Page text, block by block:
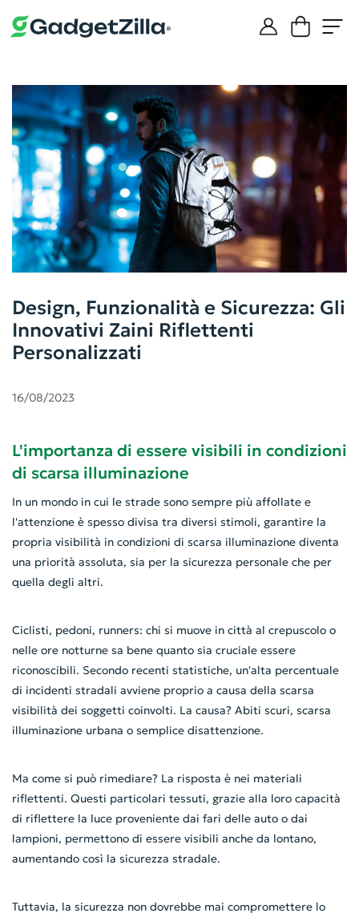
Design, Funzionalità e Sicurezza: Gli
Innovativi Zaini Riflettenti
Personalizzati
16/08/2023
L'importanza di essere visibili in condizioni
di scarsa illuminazione
In un mondo in cui le strade sono sempre più affollate e
l'attenzione è spesso divisa tra diversi stimoli, garantire la
propria visibilità in condizioni di scarsa illuminazione diventa
una priorità assoluta, sia per la sicurezza personale che per
quella degli altri.
Ciclisti, pedoni, runners: chi si muove in città al crepuscolo o
nelle ore notturne sa bene quanto sia cruciale essere
riconoscibili. Secondo recenti statistiche, un'alta percentuale
di incidenti stradali avviene proprio a causa della scarsa
visibilità dei soggetti coinvolti. La causa? Abiti scuri, scarsa
illuminazione urbana o semplice disattenzione.
Ma come si può rimediare? La risposta è nei materiali
riflettenti. Questi particolari tessuti, grazie alla loro capacità
di riflettere la luce proveniente dai fari delle auto o dai
lampioni, permettono di essere visibili anche da lontano,
aumentando così la sicurezza stradale.
Tuttavia, la sicurezza non dovrebbe mai compromettere lo